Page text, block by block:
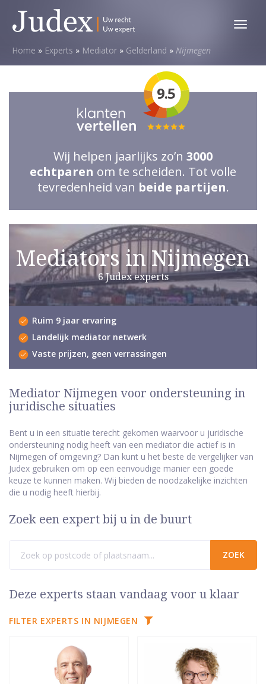
Toggle
Home » Experts » Mediator » Gelderland » Nijmegen
9.5
Totale
waardering:
5
van
Wij helpen jaarlijks zo’n 3000
echtparen om te scheiden. Tot volle
tevredenheid van beide partijen.
Mediators in Nijmegen
6 Judex experts
Ruim 9 jaar ervaring
Landelijk mediator netwerk
Vaste prijzen, geen verrassingen
Mediator Nijmegen voor ondersteuning in
juridische situaties
Bent u in een situatie terecht gekomen waarvoor u juridische
ondersteuning nodig heeft van een mediator die actief is in
Nijmegen of omgeving? Dan kunt u het beste de vergelijker van
Judex gebruiken om op een eenvoudige manier een goede
keuze te kunnen maken. Wij bieden de noodzakelijke inzichten
die u nodig heeft hierbij.
Zoek een expert bij u in de buurt
Deze experts staan vandaag voor u klaar
FILTER EXPERTS IN NIJMEGEN